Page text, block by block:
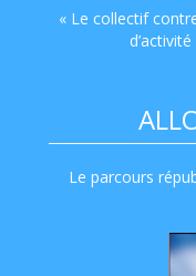
« Le collectif
Le parcours